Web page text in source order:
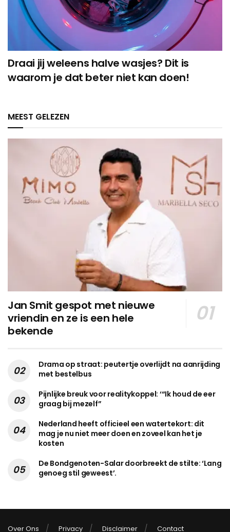
Draai jij weleens halve wasjes? Dit is
waarom je dat beter niet kan doen!
MEEST GELEZEN
Jan Smit gespot met nieuwe
vriendin en ze is een hele
bekende
Drama op straat: peutertje overlijdt na aanrijding
met bestelbus
Pijnlijke breuk voor realitykoppel: ‘“Ik houd de eer
graag bij mezelf”
Nederland heeft officieel een watertekort: dit
mag je nu niet meer doen en zoveel kan het je
kosten
De Bondgenoten-Salar doorbreekt de stilte: ‘Lang
genoeg stil geweest’.
Over Ons Privacy Disclaimer Contact